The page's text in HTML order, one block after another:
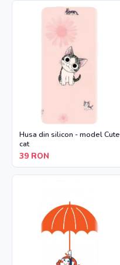
Husa din silicon - model Cute
cat
39 RON